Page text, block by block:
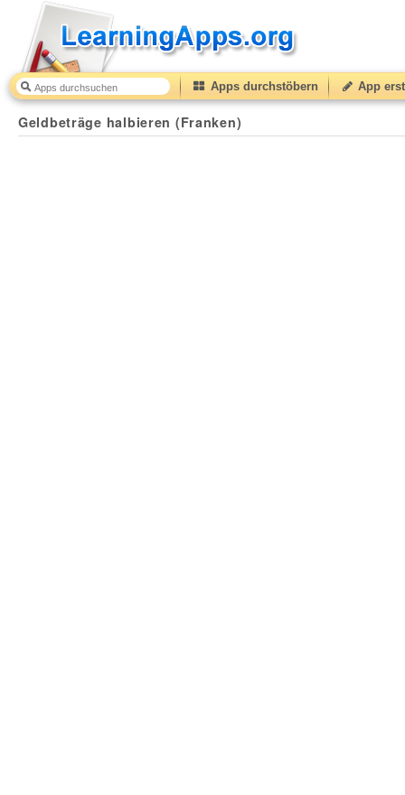
Apps durchstöbern App
Geldbeträge halbieren (Franken)